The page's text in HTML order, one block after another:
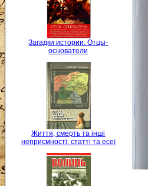
Загадки истории. Отцы-
основатели
Життя, смерть та інші
неприємності: статті та есеї